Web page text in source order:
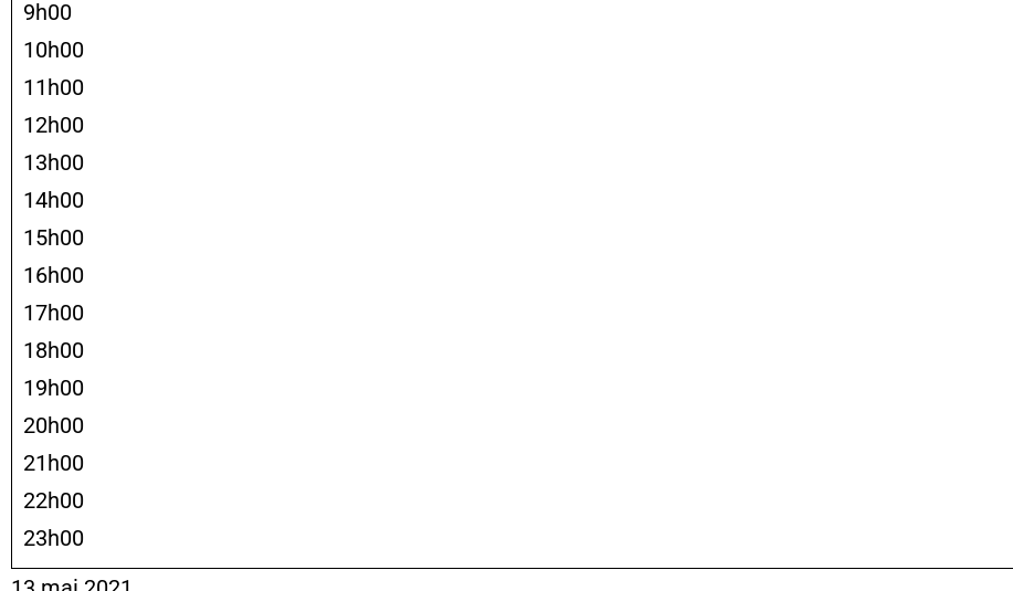
9h00
10h00
11h00
12h00
13h00
14h00
15h00
16h00
17h00
18h00
19h00
20h00
21h00
22h00
23h00